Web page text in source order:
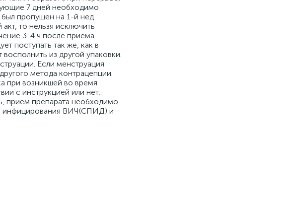
7 дней необходимо
был пропущен на 1-й нед
то нельзя исключить
3-4 ч после приема
поступать так же, как в
из другой упаковки.
Если менструация
метода контрацепции.
при возникшей во время
с инструкцией или нет;
прием препарата необходимо
инфицирования ВИЧ(СПИД) и